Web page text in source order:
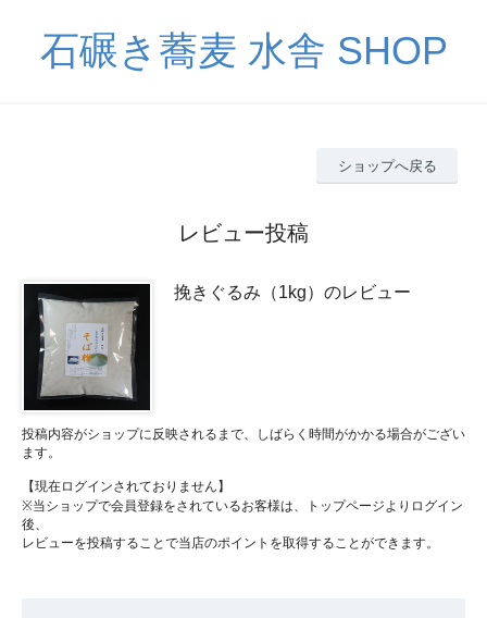
石碾き蕎麦 水舎 SHOP
ショップへ戻る
レビュー投稿
挽きぐるみ（1kg）のレビュー
投稿内容がショップに反映されるまで、しばらく時間がかかる場合がござい
ます。
【現在ログインされておりません】
※当ショップで会員登録をされているお客様は、トップページよりログイン
後、
レビューを投稿することで当店のポイントを取得することができます。